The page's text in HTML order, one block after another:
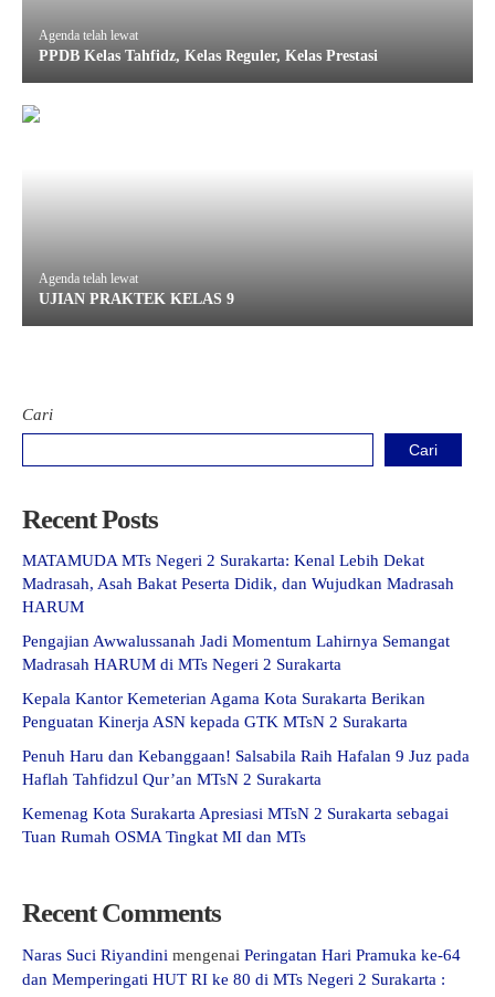
Agenda telah lewat
PPDB Kelas Tahfidz, Kelas Reguler, Kelas Prestasi
Agenda telah lewat
UJIAN PRAKTEK KELAS 9
Cari
Cari
Recent Posts
MATAMUDA MTs Negeri 2 Surakarta: Kenal Lebih Dekat
Madrasah, Asah Bakat Peserta Didik, dan Wujudkan Madrasah
HARUM
Pengajian Awwalussanah Jadi Momentum Lahirnya Semangat
Madrasah HARUM di MTs Negeri 2 Surakarta
Kepala Kantor Kemeterian Agama Kota Surakarta Berikan
Penguatan Kinerja ASN kepada GTK MTsN 2 Surakarta
Penuh Haru dan Kebanggaan! Salsabila Raih Hafalan 9 Juz pada
Haflah Tahfidzul Qur’an MTsN 2 Surakarta
Kemenag Kota Surakarta Apresiasi MTsN 2 Surakarta sebagai
Tuan Rumah OSMA Tingkat MI dan MTs
Recent Comments
Naras Suci Riyandini mengenai Peringatan Hari Pramuka ke-64
dan Memperingati HUT RI ke 80 di MTs Negeri 2 Surakarta :